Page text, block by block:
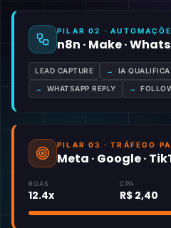
PILAR 02 ·
n8n · Make ·
LEAD CAPTURE → IA QUALIFICA
→ WHATSAPP REPLY →
PILAR 03 · TRÁFEGO
Meta · Google ·
ROAS
12.4x
CPA
R$ 2,40